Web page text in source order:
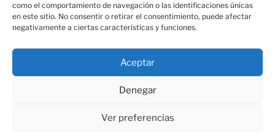
como el comportamiento de navegación o las identificaciones únicas
en este sitio. No consentir o retirar el consentimiento, puede afectar
negativamente a ciertas características y funciones.
Aceptar
Denegar
Ver preferencias